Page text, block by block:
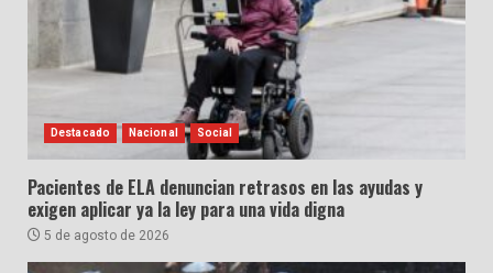
Destacado Nacional Social
Pacientes de ELA denuncian retrasos en las ayudas y
exigen aplicar ya la ley para una vida digna
5 de agosto de 2026